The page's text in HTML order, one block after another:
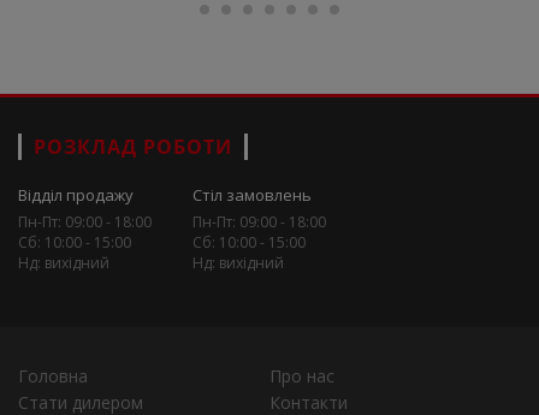
РОЗКЛАД РОБОТИ
Відділ продажу
Пн-Пт: 09:00 - 18:00
Сб: 10:00 - 15:00
Нд: вихідний
Стіл замовлень
Пн-Пт: 09:00 - 18:00
Сб: 10:00 - 15:00
Нд: вихідний
Головна
Про нас
Стати дилером
Контакти